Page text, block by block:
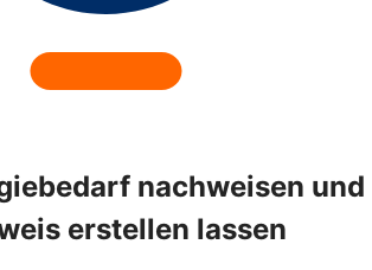
nachweisen und
erstellen lassen